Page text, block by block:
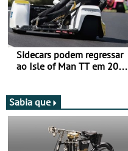
Sidecars podem regressar
ao Isle of Man TT em 2027
Sabia que